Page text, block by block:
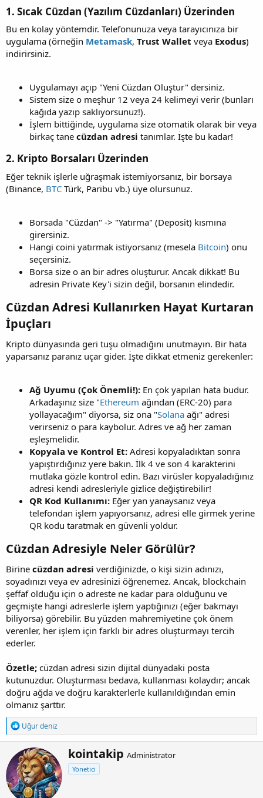
1. Sıcak Cüzdan (Yazılım Cüzdanları) Üzerinden​
Bu en kolay yöntemdir. Telefonunuza veya tarayıcınıza bir
uygulama (örneğin Metamask, Trust Wallet veya Exodus)
indirirsiniz.
Uygulamayı açıp "Yeni Cüzdan Oluştur" dersiniz.
Sistem size o meşhur 12 veya 24 kelimeyi verir (bunları
kağıda yazıp saklıyorsunuz!).
İşlem bittiğinde, uygulama size otomatik olarak bir veya
birkaç tane cüzdan adresi tanımlar. İşte bu kadar!
2. Kripto Borsaları Üzerinden​
Eğer teknik işlerle uğraşmak istemiyorsanız, bir borsaya
(Binance, BTC Türk, Paribu vb.) üye olursunuz.
Borsada "Cüzdan" -> "Yatırma" (Deposit) kısmına
girersiniz.
Hangi coini yatırmak istiyorsanız (mesela Bitcoin) onu
seçersiniz.
Borsa size o an bir adres oluşturur. Ancak dikkat! Bu
adresin Private Key'i sizin değil, borsanın elindedir.
Cüzdan Adresi Kullanırken Hayat Kurtaran
İpuçları​
Kripto dünyasında geri tuşu olmadığını unutmayın. Bir hata
yaparsanız paranız uçar gider. İşte dikkat etmeniz gerekenler:
Ağ Uyumu (Çok Önemli!): En çok yapılan hata budur.
Arkadaşınız size "Ethereum ağından (ERC-20) para
yollayacağım" diyorsa, siz ona "Solana ağı" adresi
verirseniz o para kaybolur. Adres ve ağ her zaman
eşleşmelidir.
Kopyala ve Kontrol Et: Adresi kopyaladıktan sonra
yapıştırdığınız yere bakın. İlk 4 ve son 4 karakterini
mutlaka gözle kontrol edin. Bazı virüsler kopyaladığınız
adresi kendi adresleriyle gizlice değiştirebilir!
QR Kod Kullanımı: Eğer yan yanaysanız veya
telefondan işlem yapıyorsanız, adresi elle girmek yerine
QR kodu taratmak en güvenli yoldur.
Cüzdan Adresiyle Neler Görülür?​
Birine cüzdan adresi verdiğinizde, o kişi sizin adınızı,
soyadınızı veya ev adresinizi öğrenemez. Ancak, blockchain
şeffaf olduğu için o adreste ne kadar para olduğunu ve
geçmişte hangi adreslerle işlem yaptığınızı (eğer bakmayı
biliyorsa) görebilir. Bu yüzden mahremiyetine çok önem
verenler, her işlem için farklı bir adres oluşturmayı tercih
ederler.
Özetle; cüzdan adresi sizin dijital dünyadaki posta
kutunuzdur. Oluşturması bedava, kullanması kolaydır; ancak
doğru ağda ve doğru karakterlerle kullanıldığından emin
olmanız şarttır.
T
e
p
k
i
l
e
r
Uğur deniz
Y
a
z
kointakip Administrator
Yönetici